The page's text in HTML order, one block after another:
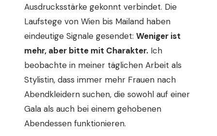
Ausdrucksstärke gekonnt verbindet. Die
Laufstege von Wien bis Mailand haben
eindeutige Signale gesendet: Weniger ist
mehr, aber bitte mit Charakter. Ich
beobachte in meiner täglichen Arbeit als
Stylistin, dass immer mehr Frauen nach
Abendkleidern suchen, die sowohl auf einer
Gala als auch bei einem gehobenen
Abendessen funktionieren.